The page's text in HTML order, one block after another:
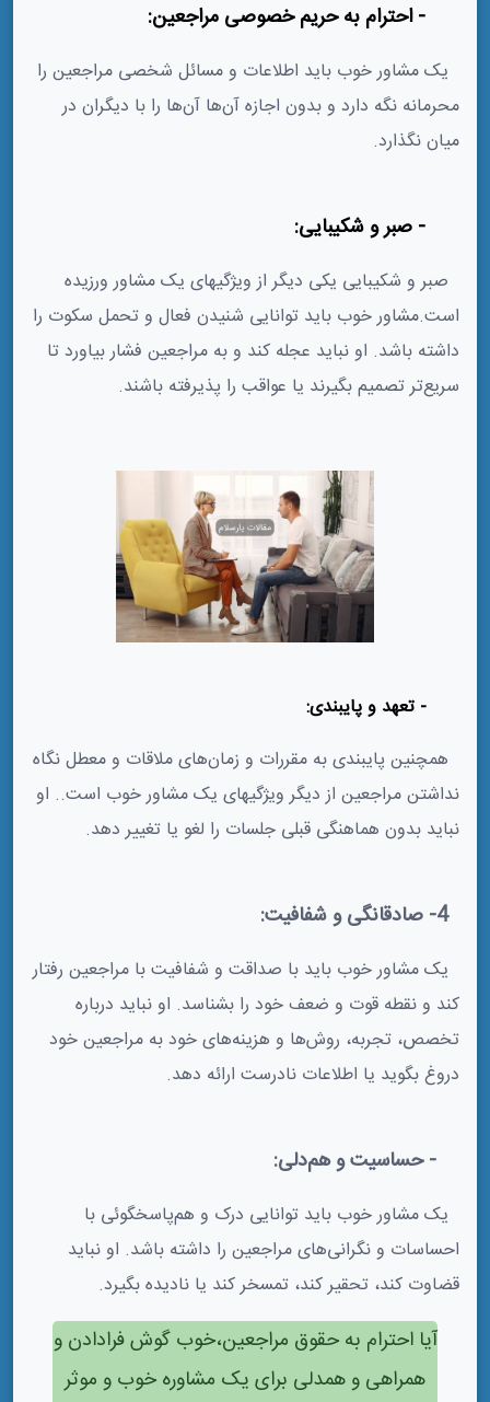
یک مشاور خوب باید اطلاعات و مسائل شخصی مراجعین را
محرمانه نگه دارد و بدون اجازه آن‌ها آن‌ها را با دیگران در
میان نگذارد.
صبر و شکیبایی یکی دیگر از ویژگیهای یک مشاور ورزیده
است.مشاور خوب باید توانایی شنیدن فعال و تحمل سکوت را
داشته باشد. او نباید عجله کند و به مراجعین فشار بیاورد تا
سریع‌تر تصمیم بگیرند یا عواقب را پذیرفته باشند.
همچنین پایبندی به مقررات و زمان‌های ملاقات و معطل نگاه
نداشتن مراجعین از دیگر ویژگیهای یک مشاور خوب است.. او
نباید بدون هماهنگی قبلی جلسات را لغو یا تغییر دهد.
4- صادقانگی و شفافیت:
یک مشاور خوب باید با صداقت و شفافیت با مراجعین رفتار
کند و نقطه قوت و ضعف خود را بشناسد. او نباید درباره
تخصص، تجربه، روش‌ها و هزینه‌های خود به مراجعین خود
دروغ بگوید یا اطلاعات نادرست ارائه دهد.
یک مشاور خوب باید توانایی درک و هم‌پاسخگوئی با
احساسات و نگرانی‌های مراجعین را داشته باشد. او نباید
قضاوت کند، تحقیر کند، تمسخر کند یا نادیده بگیرد.
آیا احترام به حقوق مراجعین،خوب گوش فرادادن و
همراهی و همدلی برای یک مشاوره خوب و موثر